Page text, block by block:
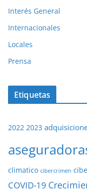
Interés General
Internacionales
Locales
Prensa
Etiquetas
2022 2023
climatico cibercrimen
COVID-19